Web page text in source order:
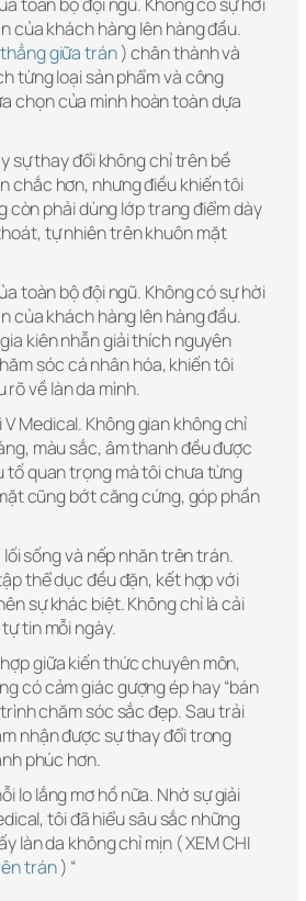
của khách hàng lên hàng đầu.
giữa trán) chân thành và
từng loại sản phẩm và công
chọn của mình hoàn toàn dựa
sự thay đổi không chỉ trên bề
chắc hơn, nhưng điều khiến tôi
còn phải dùng lớp trang điểm dày
tự nhiên trên khuôn mặt
toàn bộ đội ngũ. Không có sự hời
của khách hàng lên hàng đầu.
kiên nhẫn giải thích nguyên
sóc cá nhân hóa, khiến tôi
về làn da mình.
Medical. Không gian không chỉ
màu sắc, âm thanh đều được
tố quan trọng mà tôi chưa từng
cũng bớt căng cứng, góp phần
sống và nếp nhăn trên trán.
thể dục đều đặn, kết hợp với
sự khác biệt. Không chỉ là cải
tin mỗi ngày.
giữa kiến thức chuyên môn,
có cảm giác gượng ép hay “bán
chăm sóc sắc đẹp. Sau trải
nhận được sự thay đổi trong
phúc hơn.
lo lắng mơ hồ nữa. Nhờ sự giải
tôi đã hiểu sâu sắc những
làn da không chỉ mịn ( XEM CHI
trán) “